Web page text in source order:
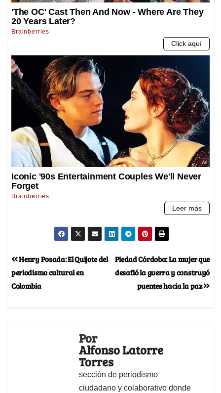
Piedad Córdoba: La mujer que
desafió la guerra y construyó
puentes hacia la paz
Henry Posada: El Quijote del
periodismo cultural en
Colombia
Por
Alfonso Latorre
Torres
sección de periodismo
ciudadano y colaborativo donde